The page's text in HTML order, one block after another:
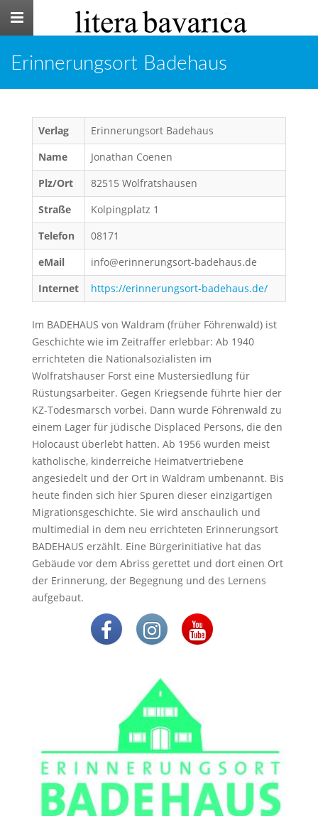
Toggle
Erinnerungsort Badehaus
Verlag
Erinnerungsort Badehaus
Name
Jonathan Coenen
Plz/Ort
82515 Wolfratshausen
Straße
Kolpingplatz 1
Telefon
08171
eMail
info@erinnerungsort-badehaus.de
Internet
https://erinnerungsort-badehaus.de/
Im BADEHAUS von Waldram (früher Föhrenwald) ist
Geschichte wie im Zeitraffer erlebbar: Ab 1940
errichteten die Nationalsozialisten im
Wolfratshauser Forst eine Mustersiedlung für
Rüstungsarbeiter. Gegen Kriegsende führte hier der
KZ-Todesmarsch vorbei. Dann wurde Föhrenwald zu
einem Lager für jüdische Displaced Persons, die den
Holocaust überlebt hatten. Ab 1956 wurden meist
katholische, kinderreiche Heimatvertriebene
angesiedelt und der Ort in Waldram umbenannt. Bis
heute finden sich hier Spuren dieser einzigartigen
Migrationsgeschichte. Sie wird anschaulich und
multimedial in dem neu errichteten Erinnerungsort
BADEHAUS erzählt. Eine Bürgerinitiative hat das
Gebäude vor dem Abriss gerettet und dort einen Ort
der Erinnerung, der Begegnung und des Lernens
aufgebaut.